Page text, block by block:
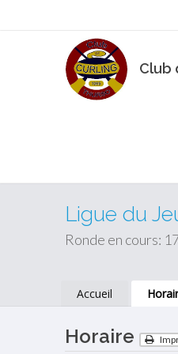
Club
Ligue du
Ronde en cours:
Accueil
Horaire